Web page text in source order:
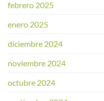
febrero 2025
enero 2025
diciembre 2024
noviembre 2024
octubre 2024